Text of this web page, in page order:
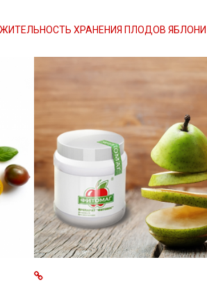
ХРАНЕНИЯ ПЛОДОВ ЯБЛОНИ